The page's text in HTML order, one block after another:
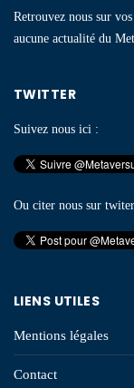
Retrouvez nous sur
aucune actualité du
TWITTER
Suivez nous ici :
Ou citer nous sur
LIENS UTILES
Mentions légales
Contact